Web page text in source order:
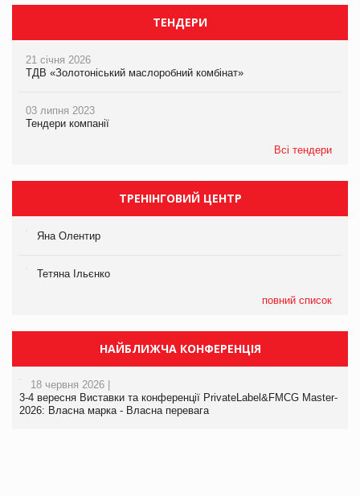
ТЕНДЕРИ
21 січня 2026
ТДВ «Золотоніський маслоробний комбінат»
03 липня 2023
Тендери компанії
Всі тендери
ТРЕНІНГОВИЙ ЦЕНТР
Яна Олентир
Тетяна Ільєнко
повний список
НАЙБЛИЖЧА КОНФЕРЕНЦІЯ
18 червня 2026 |
3-4 вересня Виставки та конференції PrivateLabel&FMCG Master-
2026: Власна марка - Власна перевага